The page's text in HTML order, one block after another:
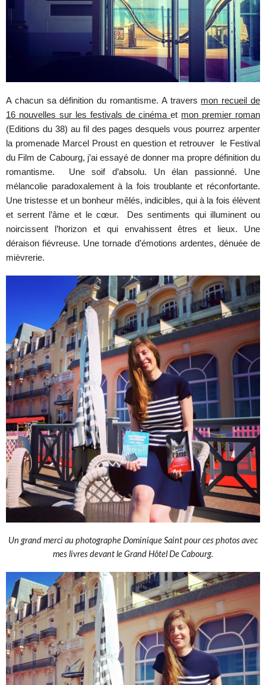
A chacun sa définition du romantisme. A travers mon recueil de
16 nouvelles sur les festivals de cinémaet mon premier roman
(Editions du 38) au fil des pages desquels vous pourrez arpenter
la promenade Marcel Proust en question et retrouver le Festival
du Film de Cabourg, j’ai essayé de donner ma propre définition du
romantisme. Une soif d’absolu. Un élan passionné. Une
mélancolie paradoxalement à la fois troublante et réconfortante.
Une tristesse et un bonheur mêlés, indicibles, qui à la fois élèvent
et serrent l’âme et le cœur. Des sentiments qui illuminent ou
noircissent l’horizon et qui envahissent êtres et lieux. Une
déraison fiévreuse. Une tornade d’émotions ardentes, dénuée de
mièvrerie.
Un grand merci au photographe Dominique Saint pour ces photos avec
mes livres devant le Grand Hôtel De Cabourg.